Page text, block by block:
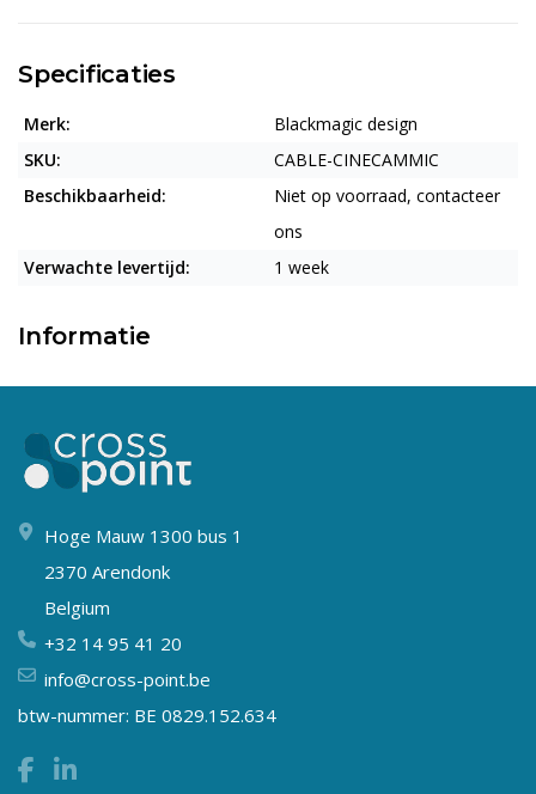
Specificaties
Merk:
Blackmagic design
SKU:
CABLE-CINECAMMIC
Beschikbaarheid:
Niet op voorraad, contacteer
ons
Verwachte levertijd:
1 week
Informatie
Hoge Mauw 1300 bus 1
2370 Arendonk
Belgium
+32 14 95 41 20
info@cross-point.be
btw-nummer: BE 0829.152.634